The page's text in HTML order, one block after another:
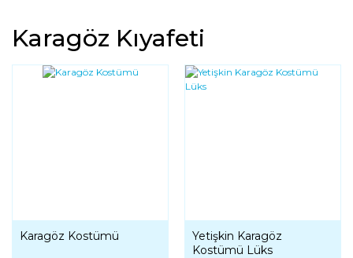
Karagöz Kıyafeti
Karagöz Kostümü
Yetişkin Karagöz
Kostümü Lüks